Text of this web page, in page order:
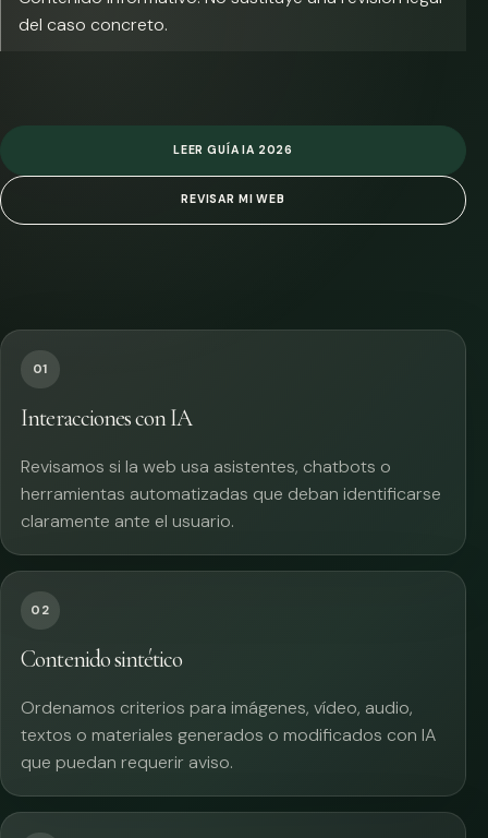
del caso concreto.
LEER GUÍA IA 2026
REVISAR MI WEB
01
Interacciones con IA
Revisamos si la web usa asistentes, chatbots o
herramientas automatizadas que deban identificarse
claramente ante el usuario.
02
Contenido sintético
Ordenamos criterios para imágenes, vídeo, audio,
textos o materiales generados o modificados con IA
que puedan requerir aviso.